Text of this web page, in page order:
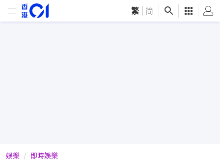
繁 简
娛樂 即時娛樂